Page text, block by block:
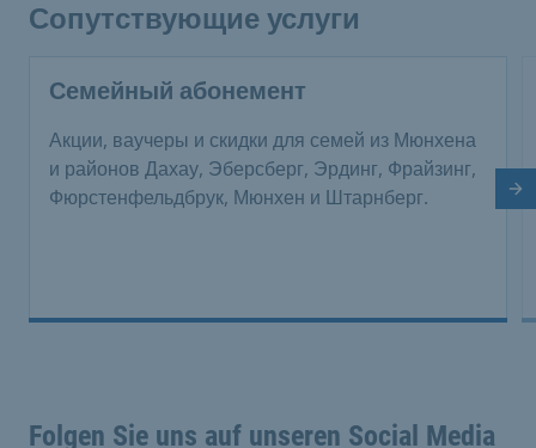
Сопутствующие услуги
Семейный абонемент
Акции, ваучеры и скидки для семей из Мюнхена
и районов Дахау, Эберсберг, Эрдинг, Фрайзинг,
Фюрстенфельдбрук, Мюнхен и Штарнберг.
Folgen Sie uns auf unseren Social Media